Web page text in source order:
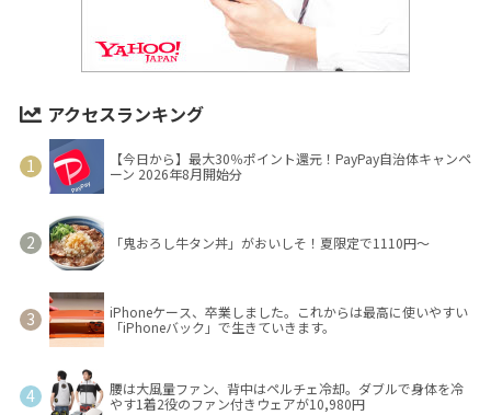
アクセスランキング
【今日から】最大30％ポイント還元！PayPay自治体キャンペ
ーン 2026年8月開始分
「鬼おろし牛タン丼」がおいしそ！夏限定で1110円～
iPhoneケース、卒業しました。これからは最高に使いやすい
「iPhoneバック」で生きていきます。
腰は大風量ファン、背中はペルチェ冷却。ダブルで身体を冷
やす1着2役のファン付きウェアが10,980円